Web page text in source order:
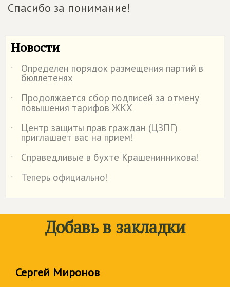
Спасибо за понимание!
Новости
˙ Определен порядок размещения партий в
бюллетенях
˙
Продолжается сбор подписей за отмену
повышения тарифов ЖКХ
˙
Центр защиты прав граждан (ЦЗПГ)
приглашает вас на прием!
˙
Справедливые в бухте Крашенинникова!
˙
Теперь официально!
Добавь в закладки
Сергей Миронов